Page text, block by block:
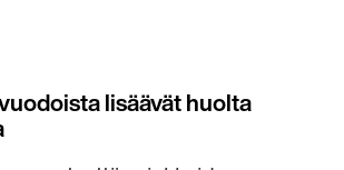
lisäävät huolta